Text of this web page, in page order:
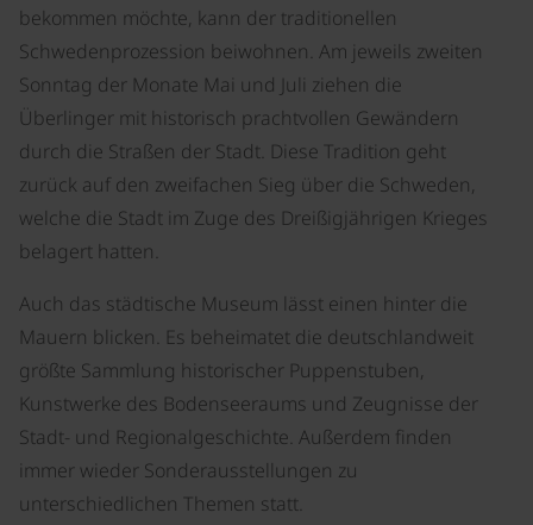
bekommen möchte, kann der traditionellen
Schwedenprozession beiwohnen. Am jeweils zweiten
Sonntag der Monate Mai und Juli ziehen die
Überlinger mit historisch prachtvollen Gewändern
durch die Straßen der Stadt. Diese Tradition geht
zurück auf den zweifachen Sieg über die Schweden,
welche die Stadt im Zuge des Dreißigjährigen Krieges
belagert hatten.
Auch das städtische Museum lässt einen hinter die
Mauern blicken. Es beheimatet die deutschlandweit
größte Sammlung historischer Puppenstuben,
Kunstwerke des Bodenseeraums und Zeugnisse der
Stadt- und Regionalgeschichte. Außerdem finden
immer wieder Sonderausstellungen zu
unterschiedlichen Themen statt.